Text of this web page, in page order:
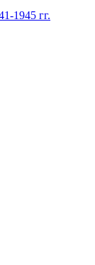
1945 гг.